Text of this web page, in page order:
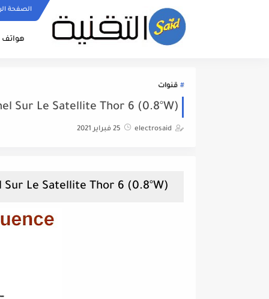
الصفحة
هواتف
قنوات
Sur Le Satellite Thor 6 (0.8°W)
electrosaid 25 فبراير 2021